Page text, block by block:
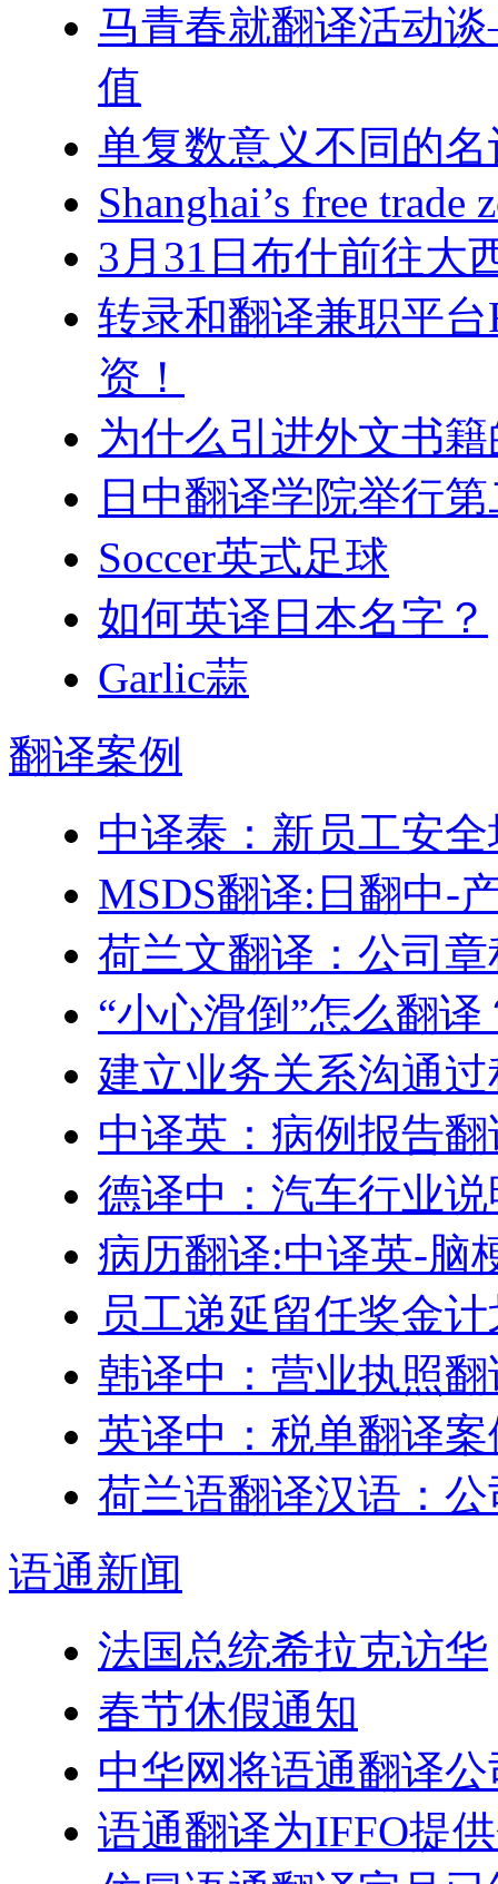
马青春就翻译活动
值
单复数意义不同的名
Shanghai’s free trade
3月31日布什前往大
转录和翻译兼职平台
资！
为什么引进外文书
日中翻译学院举行
Soccer英式足球
如何英译日本名字？
Garlic蒜
翻译案例
中译泰：新员工安
MSDS翻译:日翻中-
荷兰文翻译：公司
“小心滑倒”怎么翻译
建立业务关系沟通
中译英：病例报告
德译中：汽车行业
病历翻译:中译英-脑
员工递延留任奖金计
韩译中：营业执照翻
英译中：税单翻译案
荷兰语翻译汉语：
语通新闻
法国总统希拉克访华
春节休假通知
中华网将语通翻译
语通翻译为IFFO提